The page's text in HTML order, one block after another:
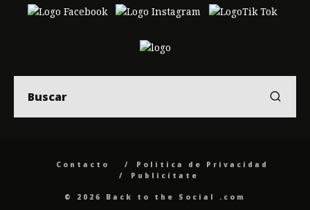
Contacto
Politica de Privacidad
Publicítate
© 2026 Back to the Social .com